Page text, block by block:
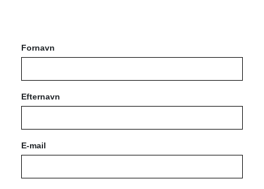
Fornavn
Efternavn
E-mail